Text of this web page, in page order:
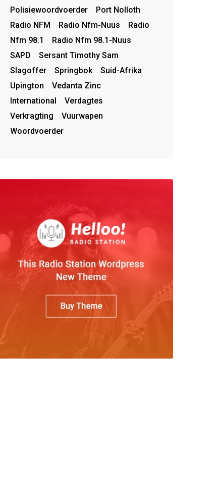
Polisiewoordvoerder
Port Nolloth
Radio NFM
Radio Nfm-Nuus
Radio
Nfm 98.1
Radio Nfm 98.1-Nuus
SAPD
Sersant Timothy Sam
Slagoffer
Springbok
Suid-Afrika
Upington
Vedanta Zinc
International
Verdagtes
Verkragting
Vuurwapen
Woordvoerder